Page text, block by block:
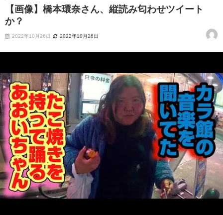
【画像】橋本環奈さん、縦読み匂わせツイート
か？
2022年10月26日 2022年10月26日